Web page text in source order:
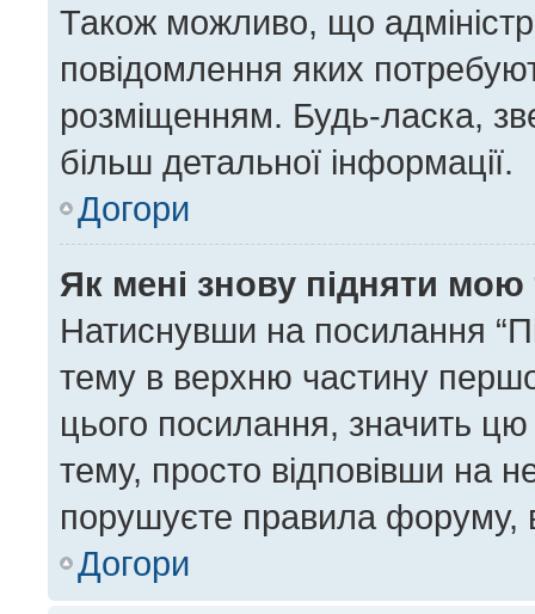
Також можливо, що
повідомлення яких
розміщенням. Будь-ласка,
більш детальної інформації.
Догори
Як мені знову підняти мою
Натиснувши на посилання
тему в верхню частину
цього посилання, значить
тему, просто відповівши на
порушуєте правила форуму,
Догори